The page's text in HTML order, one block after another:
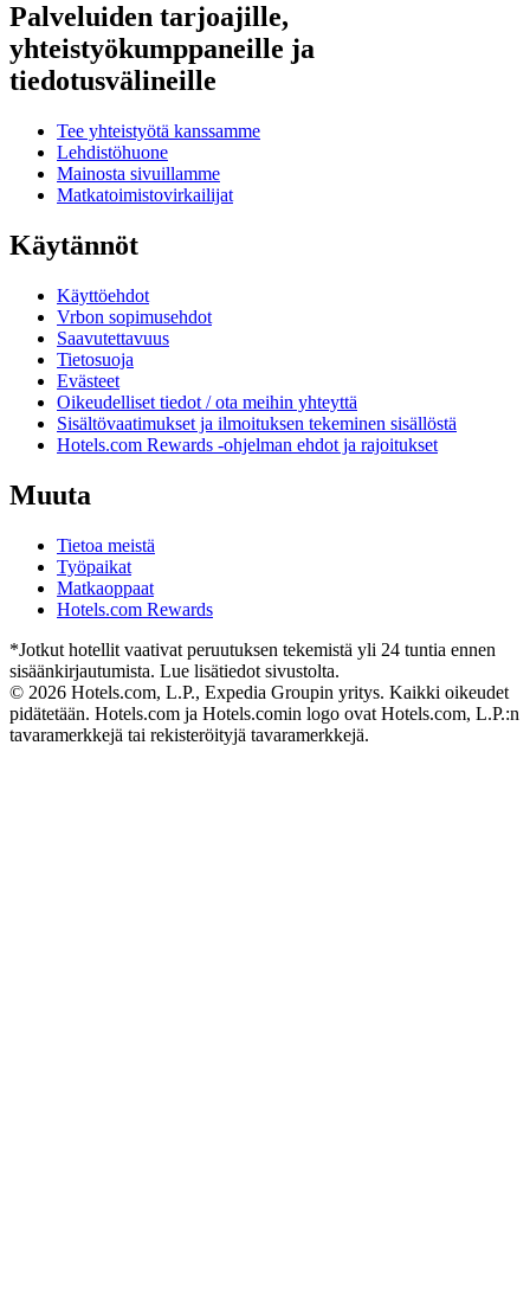
Palveluiden tarjoajille,
yhteistyökumppaneille ja
tiedotusvälineille
Tee yhteistyötä kanssamme
Lehdistöhuone
Mainosta sivuillamme
Matkatoimistovirkailijat
Käytännöt
Käyttöehdot
Vrbon sopimusehdot
Saavutettavuus
Tietosuoja
Evästeet
Oikeudelliset tiedot / ota meihin yhteyttä
Sisältövaatimukset ja ilmoituksen tekeminen sisällöstä
Hotels.com Rewards -ohjelman ehdot ja rajoitukset
Muuta
Tietoa meistä
Työpaikat
Matkaoppaat
Hotels.com Rewards
*Jotkut hotellit vaativat peruutuksen tekemistä yli 24 tuntia ennen
sisäänkirjautumista. Lue lisätiedot sivustolta.
© 2026 Hotels.com, L.P., Expedia Groupin yritys. Kaikki oikeudet
pidätetään. Hotels.com ja Hotels.comin logo ovat Hotels.com, L.P.:n
tavaramerkkejä tai rekisteröityjä tavaramerkkejä.